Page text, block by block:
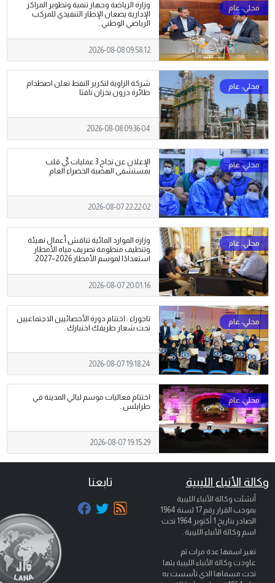
وزارة الرياضة وجهاز تنمية وتطوير المراكز
الإدارية يضعان الإطار التنفيذي للمركب
الرياضي الوطني .
2026-08-08 09:58:12
شركة الزاوية لتكرير النفط تعلن اصطدام
طائرة درون بخزان نافثا
2026-08-08 09:36:04
الإعلان عن نجاح 3 عمليات كيّ قلب
بمستشفى الهضبة الخضراء العام
2026-08-07 22:22:02
وزارة الموارد المائية تناقش أعمال تهيئة
وتنظيف منظومة تصريف مياه الأمطار
استعدادًا لموسم الأمطار 2026–2027.
2026-08-07 20:01:16
تاجوراء : اختتام دورة الأخصائيين الاجتماعيين
تحت شعار طريقك اختيارك .
2026-08-07 19:18:24
اختتام فعاليات موسم ليالي المدينة في
طرابلس .
2026-08-07 19:15:29
وكالة الأنباء الليبية
أنشئت وكالة الأنباء الليبية
بموجب القرار رقم 17 لسنة 1964
الصادر بتاريخ 1 أكتوبر 1964
تحت
اسم وكالة الأنباء الليبية .
تغير اسمها عدة مرات ثم
عاودت وكالة الأنباء الليبية بثها
تحت مسماها الذي تأسست به
تابعنا